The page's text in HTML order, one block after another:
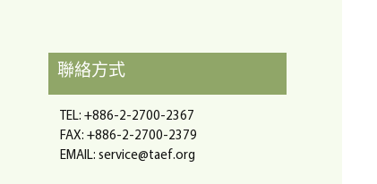
聯絡方式
TEL: +886-2-2700-2367
FAX: +886-2-2700-2379
EMAIL: service@taef.org